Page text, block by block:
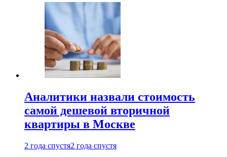
Аналитики назвали стоимость
самой дешевой вторичной
квартиры в Москве
2 года спустя2 года спустя